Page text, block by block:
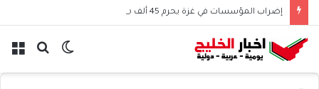
إضراب المؤسسات في غزة يحرم 45 ألف موظف من الرواتب
بحث الوضع